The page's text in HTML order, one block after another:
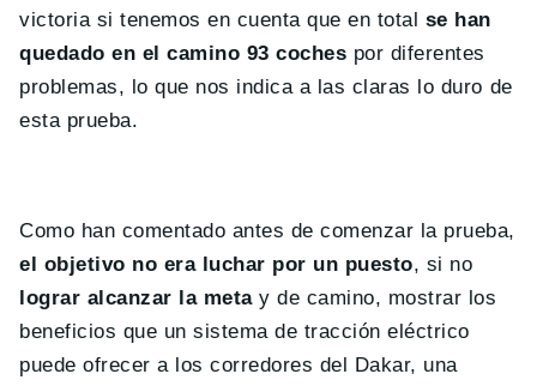
victoria si tenemos en cuenta que en total se han
quedado en el camino 93 coches por diferentes
problemas, lo que nos indica a las claras lo duro de
esta prueba.
Como han comentado antes de comenzar la prueba,
el objetivo no era luchar por un puesto, si no
lograr alcanzar la metay de camino, mostrar los
beneficios que un sistema de tracción eléctrico
puede ofrecer a los corredores del Dakar, una